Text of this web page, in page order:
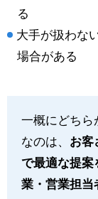
る
大手が扱わな
場合がある
一概にどちら
なのは、 お客
で最適な提案
業・営業担当